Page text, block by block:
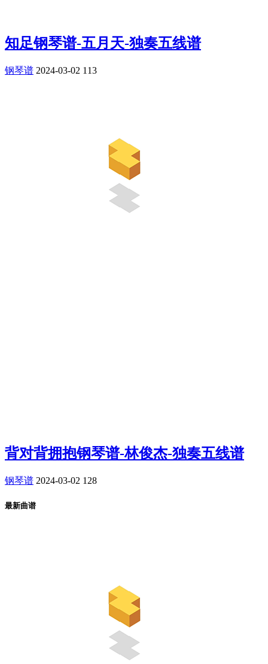
知足钢琴谱-五月天-独奏五线谱
钢琴谱 2024-03-02 113
背对背拥抱钢琴谱-林俊杰-独奏五线谱
钢琴谱 2024-03-02 128
最新曲谱